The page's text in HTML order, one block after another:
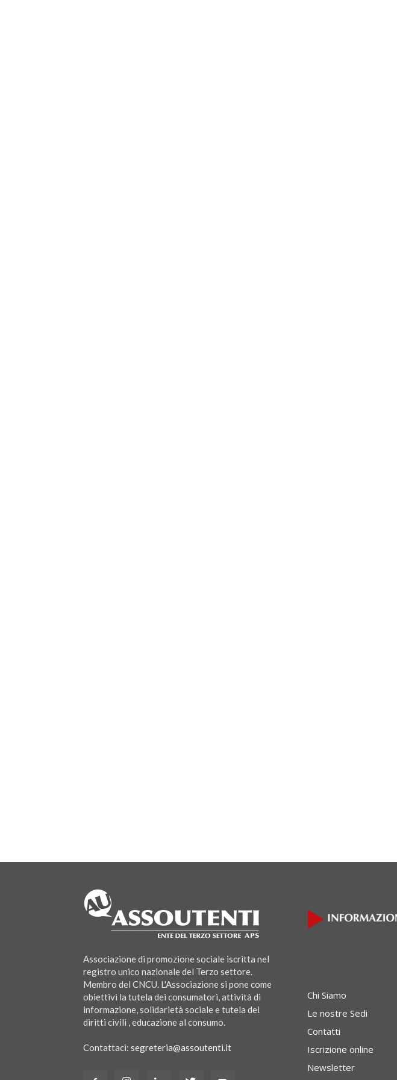
Associazione di promozione sociale iscritta nel
registro unico nazionale del Terzo settore.
Membro del CNCU. L'Associazione si pone come
obiettivi la tutela dei consumatori, attività di
informazione, solidarietà sociale e tutela dei
diritti civili , educazione al consumo.
Contattaci: segreteria@assoutenti.it
Chi Siamo
Le nostre Sedi
Contatti
Iscrizione online
Newsletter